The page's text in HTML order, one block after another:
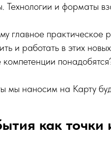
Технологии и форматы
главное
и работать в этих
компетенции
мы наносим на Карту
как точки